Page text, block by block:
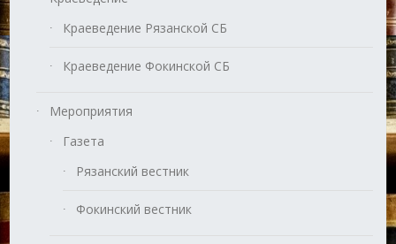
Краеведение Рязанской СБ
Краеведение Фокинской СБ
Мероприятия
Газета
Рязанский вестник
Фокинский вестник